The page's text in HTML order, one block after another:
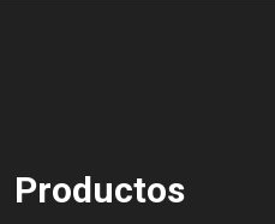
Productos